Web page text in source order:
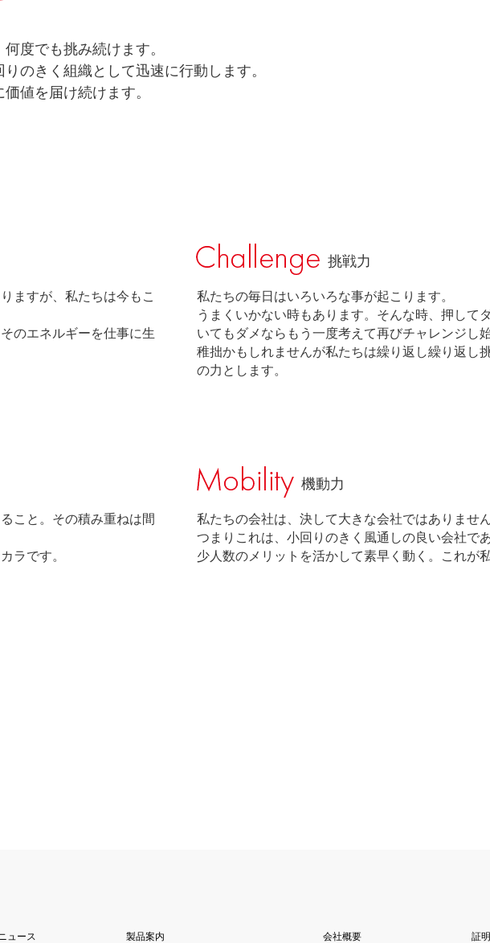
度でも挑み続けます。
のきく組織として迅速に行動します。
値を届け続けます。
ますが、私たちは今もこ
のエネルギーを仕事に生
挑戦力
私たちの毎日はいろいろな事が起こります。
うまくいかない時もあります。そんな時、押して
いてもダメならもう一度考えて再びチャレンジし始
稚拙かもしれませんが私たちは繰り返し繰り返し
の力とします。
こと。その積み重ねは間
ラです。
機動力
私たちの会社は、決して大きな会社ではありません
つまりこれは、小回りのきく風通しの良い会社で
少人数のメリットを活かして素早く動く。これが
ュース 製品案内 会社概要 証